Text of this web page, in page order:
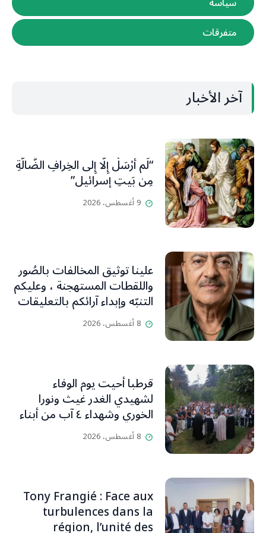
متفرقات
آخر الأخبار
“لَم أُرْسَلْ إِلَّا إِلى الخِرافِ الضَّالَّةِ
مِن بَيتِ إسرائيل”
9 أغسطس، 2026
علينا توثيق المخالفات بالصُور
واللقطات المستهجنة ، وعليكم
التنبّه وإبداء آرائكم بالتعليقات
(جورج صبّاغ)
8 أغسطس، 2026
قرطبا أحيت يوم الوفاء
لشهيدي الغدر غيث ونورا
الخوري وشهداء ٤ آب من أبناء
البلدة.. كارين الخوري افرام: لقد
كان بيتنا، بوجود والدي، ينبض
إقفاله لكنه لم يستطع لأنه
بيت رسالة وتاريخ وإيمان وقيم
مستمرة (صور وVideo)
8 أغسطس، 2026
Tony Frangié : Face aux
turbulences dans la
région, l’unité des